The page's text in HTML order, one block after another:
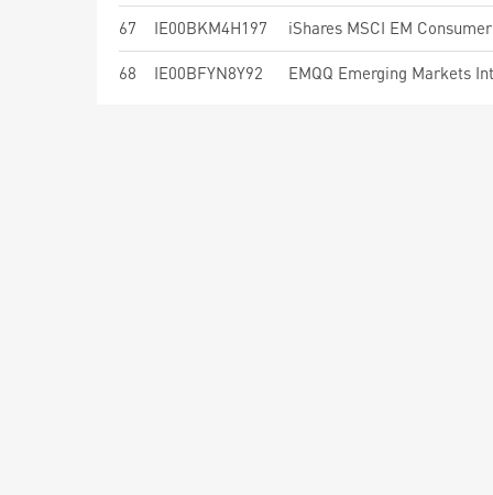
67 IE00BKM4H197 iShares MSCI EM
68 IE00BFYN8Y92 EMQQ Emerging Markets